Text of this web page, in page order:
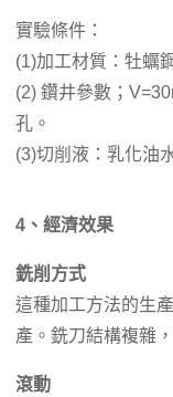
實驗條件：
(1)加工材質：牡蠣
(2) 鑽井參數；
孔。
(3)切削液：乳化油
4、經濟效果
銑削方式
這種加工方法的生
產。銑刀結構複雜
滾動